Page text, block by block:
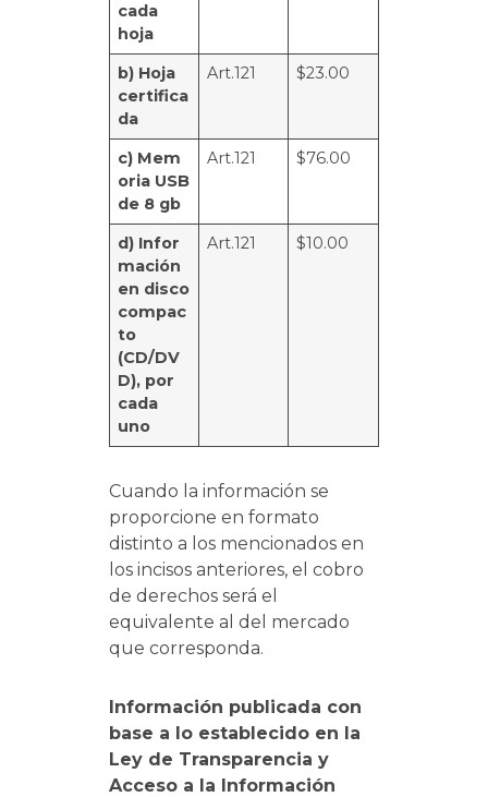
cada
hoja
b) Hoja
certifica
da
Art.121 $23.00
c) Mem
oria USB
de 8 gb
Art.121 $76.00
d) Infor
mación
en disco
compac
to
(CD/DV
D), por
cada
uno
Art.121 $10.00
Cuando la información se
proporcione en formato
distinto a los mencionados en
los incisos anteriores, el cobro
de derechos será el
equivalente al del mercado
que corresponda.
Información publicada con
base a lo establecido en la
Ley de Transparencia y
Acceso a la Información